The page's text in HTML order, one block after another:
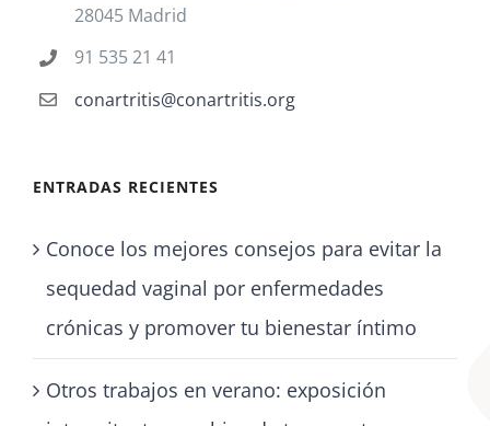
28045 Madrid
91 535 21 41
conartritis@conartritis.org
ENTRADAS RECIENTES
Conoce los mejores consejos para evitar la
sequedad vaginal por enfermedades
crónicas y promover tu bienestar íntimo
Otros trabajos en verano: exposición